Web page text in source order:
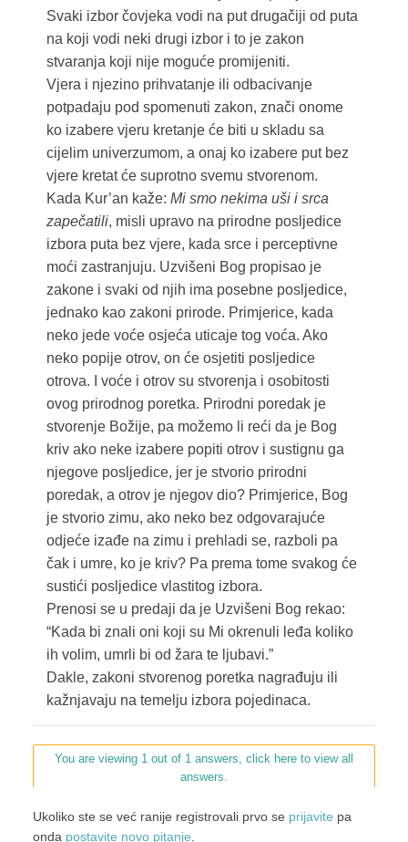
Svaki izbor čovjeka vodi na put drugačiji od puta
na koji vodi neki drugi izbor i to je zakon
stvaranja koji nije moguće promijeniti.
Vjera i njezino prihvatanje ili odbacivanje
potpadaju pod spomenuti zakon, znači onome
ko izabere vjeru kretanje će biti u skladu sa
cijelim univerzumom, a onaj ko izabere put bez
vjere kretat će suprotno svemu stvorenom.
Kada Kur’an kaže: Mi smo nekima uši i srca
zapečatili, misli upravo na prirodne posljedice
izbora puta bez vjere, kada srce i perceptivne
moći zastranjuju. Uzvišeni Bog propisao je
zakone i svaki od njih ima posebne posljedice,
jednako kao zakoni prirode. Primjerice, kada
neko jede voće osjeća uticaje tog voća. Ako
neko popije otrov, on će osjetiti posljedice
otrova. I voće i otrov su stvorenja i osobitosti
ovog prirodnog poretka. Prirodni poredak je
stvorenje Božije, pa možemo li reći da je Bog
kriv ako neke izabere popiti otrov i sustignu ga
njegove posljedice, jer je stvorio prirodni
poredak, a otrov je njegov dio? Primjerice, Bog
je stvorio zimu, ako neko bez odgovarajuće
odjeće izađe na zimu i prehladi se, razboli pa
čak i umre, ko je kriv? Pa prema tome svakog će
sustići posljedice vlastitog izbora.
Prenosi se u predaji da je Uzvišeni Bog rekao:
“Kada bi znali oni koji su Mi okrenuli leđa koliko
ih volim, umrli bi od žara te ljubavi.”
Dakle, zakoni stvorenog poretka nagrađuju ili
kažnjavaju na temelju izbora pojedinaca.
You are viewing 1 out of 1 answers, click here to view all
answers.
Ukoliko ste se već ranije registrovali prvo se prijavite pa
onda postavite novo pitanje.